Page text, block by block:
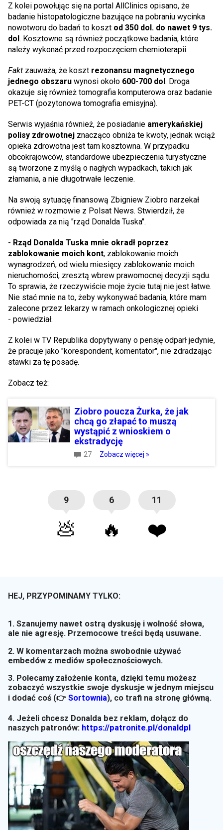
Z kolei powołując się na portal AllClinics opisano, że
badanie histopatologiczne bazujące na pobraniu wycinka
nowotworu do badań to koszt od 350 dol. do nawet 9 tys.
dol. Kosztowne są również początkowe badania, które
należy wykonać przed rozpoczęciem chemioterapii.
Fakt zauważa, że koszt rezonansu magnetycznego
jednego obszaru wynosi około 600-700 dol. Droga
okazuje się również tomografia komputerowa oraz badanie
PET-CT (pozytonowa tomografia emisyjna).
Serwis wyjaśnia również, że posiadanie amerykańskiej
polisy zdrowotnej znacząco obniża te kwoty, jednak wciąż
opieka zdrowotna jest tam kosztowna. W przypadku
obcokrajowców, standardowe ubezpieczenia turystyczne
są tworzone z myślą o nagłych wypadkach, takich jak
złamania, a nie długotrwałe leczenie.
Na swoją sytuację finansową Zbigniew Ziobro narzekał
również w rozmowie z Polsat News. Stwierdził, że
odpowiada za nią "rząd Donalda Tuska".
- Rząd Donalda Tuska mnie okradł poprzez
zablokowanie moich kont, zablokowanie moich
wynagrodzeń, od wielu miesięcy zablokowanie moich
nieruchomości, zresztą wbrew prawomocnej decyzji sądu.
To sprawia, że rzeczywiście moje życie tutaj nie jest łatwe.
Nie stać mnie na to, żeby wykonywać badania, które mam
zalecone przez lekarzy w ramach onkologicznej opieki
- powiedział.
Z kolei w TV Republika dopytywany o pensję odparł jedynie,
że pracuje jako "korespondent, komentator", nie zdradzając
stawki za tę posadę.
Zobacz też:
Ziobro poucza Żurka, że jak
chcą go złapać to muszą
wystąpić z wnioskiem o
ekstradycję
27 Zobacz więcej »
9
💩
6
🔥
11
❤️
HEJ, PRZYPOMINAMY TYLKO:
1. Szanujemy nawet ostrą dyskusję i wolność słowa,
ale nie agresję. Przemocowe treści będą usuwane.
2. W komentarzach można swobodnie używać
embedów z mediów społecznościowych.
3. Polecamy założenie konta, dzięki temu możesz
zobaczyć wszystkie swoje dyskusje w jednym miejscu
i dodać coś (👉 Sortownia), co trafi na stronę główną.
4. Jeżeli chcesz Donalda bez reklam, dołącz do
naszych patronów: https://patronite.pl/donaldpl